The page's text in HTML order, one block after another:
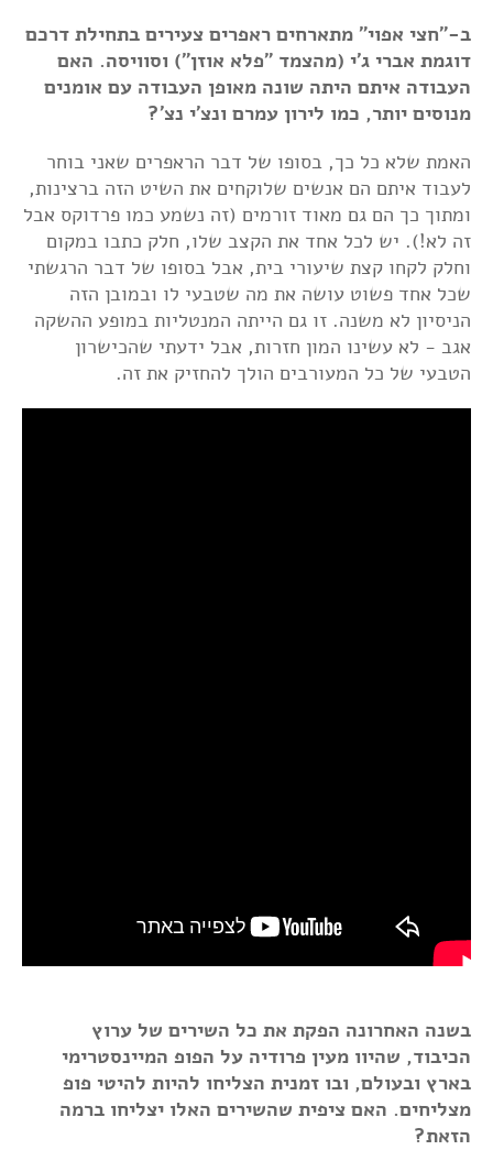
ב-"חצי אפוי" מתארחים ראפרים צעירים בתחילת דרכם
דוגמת אברי ג'י (מהצמד "פלא אוזן") וסוויסה. האם
העבודה איתם היתה שונה מאופן העבודה עם אומנים
מנוסים יותר, כמו לירון עמרם ונצ'י נצ'?
האמת שלא כל כך, בסופו של דבר הראפרים שאני בוחר
לעבוד איתם הם אנשים שלוקחים את השיט הזה ברצינות,
ומתוך כך הם גם מאוד זורמים (זה נשמע כמו פרדוקס אבל
זה לא!). יש לכל אחד את הקצב שלו, חלק כתבו במקום
וחלק לקחו קצת שיעורי בית, אבל בסופו של דבר הרגשתי
שכל אחד פשוט עושה את מה שטבעי לו ובמובן הזה
הניסיון לא משנה. זו גם הייתה המנטליות במופע ההשקה
אגב - לא עשינו המון חזרות, אבל ידעתי שהכישרון
הטבעי של כל המעורבים הולך להחזיק את זה.
בשנה האחרונה הפקת את כל השירים של ערוץ
הכיבוד, שהיוו מעין פרודיה על הפופ המיינסטרימי
בארץ ובעולם, ובו זמנית הצליחו להיות להיטי פופ
מצליחים. האם ציפית שהשירים האלו יצליחו ברמה
הזאת?